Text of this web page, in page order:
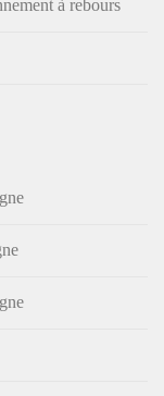
à rebours